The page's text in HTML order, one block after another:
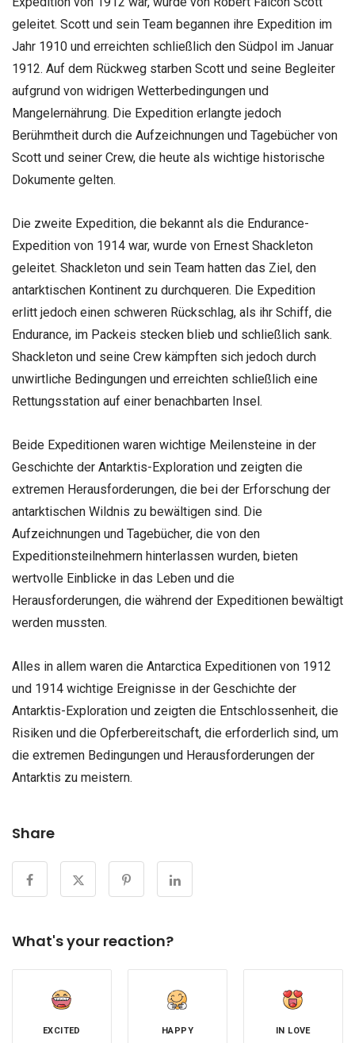
geleitet. Scott und sein Team begannen ihre Expedition im
Jahr 1910 und erreichten schließlich den Südpol im Januar
1912. Auf dem Rückweg starben Scott und seine Begleiter
aufgrund von widrigen Wetterbedingungen und
Mangelernährung. Die Expedition erlangte jedoch
Berühmtheit durch die Aufzeichnungen und Tagebücher von
Scott und seiner Crew, die heute als wichtige historische
Dokumente gelten.
Die zweite Expedition, die bekannt als die Endurance-
Expedition von 1914 war, wurde von Ernest Shackleton
geleitet. Shackleton und sein Team hatten das Ziel, den
antarktischen Kontinent zu durchqueren. Die Expedition
erlitt jedoch einen schweren Rückschlag, als ihr Schiff, die
Endurance, im Packeis stecken blieb und schließlich sank.
Shackleton und seine Crew kämpften sich jedoch durch
unwirtliche Bedingungen und erreichten schließlich eine
Rettungsstation auf einer benachbarten Insel.
Beide Expeditionen waren wichtige Meilensteine in der
Geschichte der Antarktis-Exploration und zeigten die
extremen Herausforderungen, die bei der Erforschung der
antarktischen Wildnis zu bewältigen sind. Die
Aufzeichnungen und Tagebücher, die von den
Expeditionsteilnehmern hinterlassen wurden, bieten
wertvolle Einblicke in das Leben und die
Herausforderungen, die während der Expeditionen bewältigt
werden mussten.
Alles in allem waren die Antarctica Expeditionen von 1912
und 1914 wichtige Ereignisse in der Geschichte der
Antarktis-Exploration und zeigten die Entschlossenheit, die
Risiken und die Opferbereitschaft, die erforderlich sind, um
die extremen Bedingungen und Herausforderungen der
Antarktis zu meistern.
Share
What's your reaction?
EXCITED HAPPY IN LOVE